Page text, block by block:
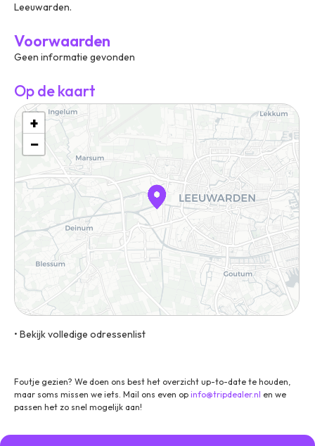
Leeuwarden.
Voorwaarden
Geen informatie gevonden
Op de kaart
+
−
• Bekijk volledige odressenlist
Foutje gezien? We doen ons best het overzicht up-to-date te houden,
maar soms missen we iets. Mail ons even op info@tripdealer.nl en we
passen het zo snel mogelijk aan!